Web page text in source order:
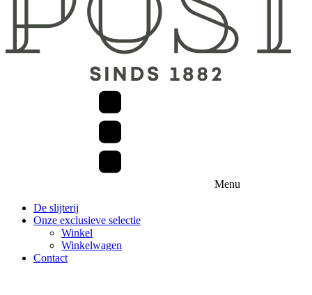
Menu
De slijterij
Onze exclusieve selectie
Winkel
Winkelwagen
Contact